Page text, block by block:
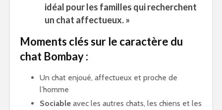
idéal pour les familles qui recherchent
un chat affectueux. »
Moments clés sur le caractère du
chat Bombay :
Un chat enjoué, affectueux et proche de
l’homme
Sociable avec les autres chats, les chiens et les